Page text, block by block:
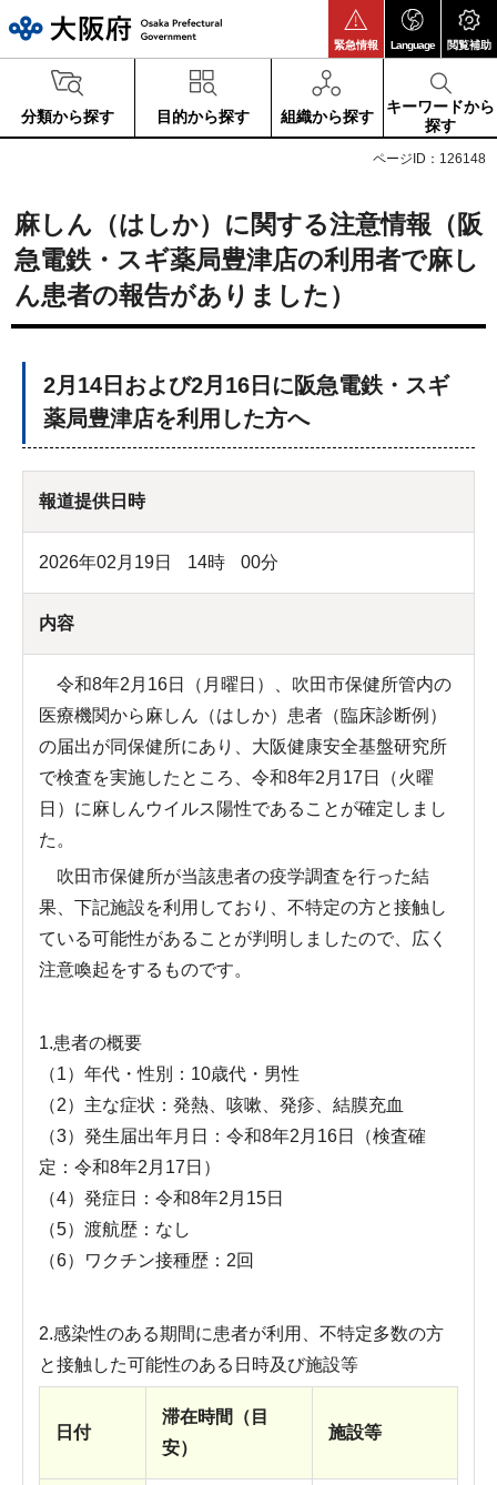
緊急情報 Language 閲覧補助
分類から探す 目的から探す 組織から探す
キーワードから
探す
ページID：126148
麻しん（はしか）に関する注意情報（阪
急電鉄・スギ薬局豊津店の利用者で麻し
ん患者の報告がありました）
2月14日および2月16日に阪急電鉄・スギ
薬局豊津店を利用した方へ
報道提供日時
2026年02月19日 14時 00分
内容
令和8年2月16日（月曜日）、吹田市保健所管内の
医療機関から麻しん（はしか）患者（臨床診断例）
の届出が同保健所にあり、大阪健康安全基盤研究所
で検査を実施したところ、令和8年2月17日（火曜
日）に麻しんウイルス陽性であることが確定しまし
た。
吹田市保健所が当該患者の疫学調査を行った結
果、下記施設を利用しており、不特定の方と接触し
ている可能性があることが判明しましたので、広く
注意喚起をするものです。
1.患者の概要
（1）年代・性別：10歳代・男性
（2）主な症状：発熱、咳嗽、発疹、結膜充血
（3）発生届出年月日：令和8年2月16日（検査確
定：令和8年2月17日）
（4）発症日：令和8年2月15日
（5）渡航歴：なし
（6）ワクチン接種歴：2回
2.感染性のある期間に患者が利用、不特定多数の方
と接触した可能性のある日時及び施設等
日付
滞在時間（目
安）
施設等